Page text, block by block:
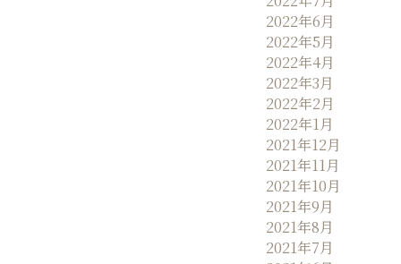
2022年6月
2022年5月
2022年4月
2022年3月
2022年2月
2022年1月
2021年12月
2021年11月
2021年10月
2021年9月
2021年8月
2021年7月